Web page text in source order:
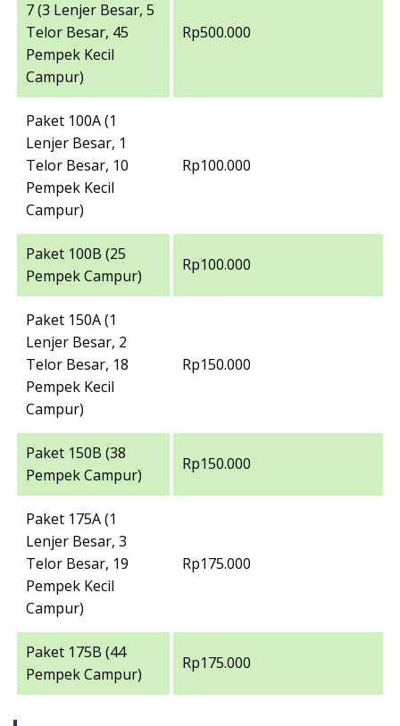
7 (3 Lenjer Besar, 5
Telor Besar, 45
Pempek Kecil
Campur)
Rp500.000
Paket 100A (1
Lenjer Besar, 1
Telor Besar, 10
Pempek Kecil
Campur)
Rp100.000
Paket 100B (25
Pempek Campur)
Rp100.000
Paket 150A (1
Lenjer Besar, 2
Telor Besar, 18
Pempek Kecil
Campur)
Rp150.000
Paket 150B (38
Pempek Campur)
Rp150.000
Paket 175A (1
Lenjer Besar, 3
Telor Besar, 19
Pempek Kecil
Campur)
Rp175.000
Paket 175B (44
Pempek Campur)
Rp175.000